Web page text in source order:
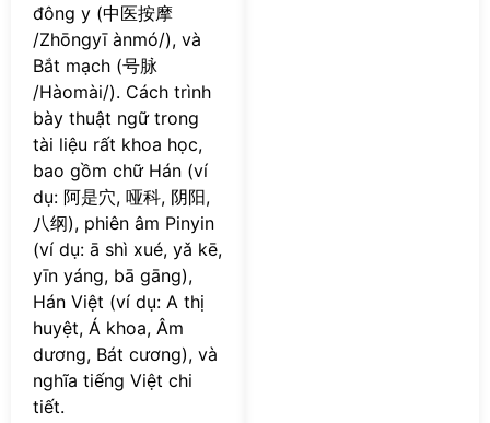
đông y (中医按摩
/Zhōngyī ànmó/), và
Bắt mạch (号脉
/Hàomài/). Cách trình
bày thuật ngữ trong
tài liệu rất khoa học,
bao gồm chữ Hán (ví
dụ: 阿是穴, 哑科, 阴阳,
八纲), phiên âm Pinyin
(ví dụ: ā shì xué, yǎ kē,
yīn yáng, bā gāng),
Hán Việt (ví dụ: A thị
huyệt, Á khoa, Âm
dương, Bát cương), và
nghĩa tiếng Việt chi
tiết.